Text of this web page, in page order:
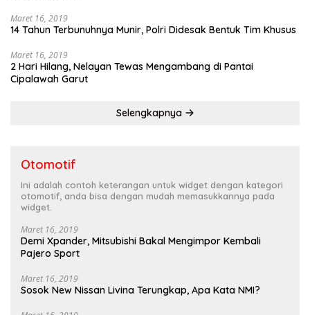
Maret 16, 2019
14 Tahun Terbunuhnya Munir, Polri Didesak Bentuk Tim Khusus
Maret 16, 2019
2 Hari Hilang, Nelayan Tewas Mengambang di Pantai
Cipalawah Garut
Selengkapnya
Otomotif
Ini adalah contoh keterangan untuk widget dengan kategori
otomotif, anda bisa dengan mudah memasukkannya pada
widget.
Maret 16, 2019
Demi Xpander, Mitsubishi Bakal Mengimpor Kembali
Pajero Sport
Maret 16, 2019
Sosok New Nissan Livina Terungkap, Apa Kata NMI?